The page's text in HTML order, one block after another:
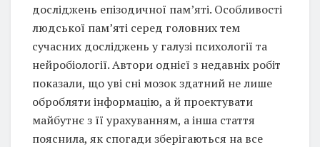
досліджень епізодичної пам’яті. Особливості
людської пам’яті серед головних тем
сучасних досліджень у галузі психології та
нейробіології. Автори однієї з недавніх робіт
показали, що уві сні мозок здатний не лише
обробляти інформацію, а й проектувати
майбутнє з її урахуванням, а інша стаття
пояснила, як спогади зберігаються на все